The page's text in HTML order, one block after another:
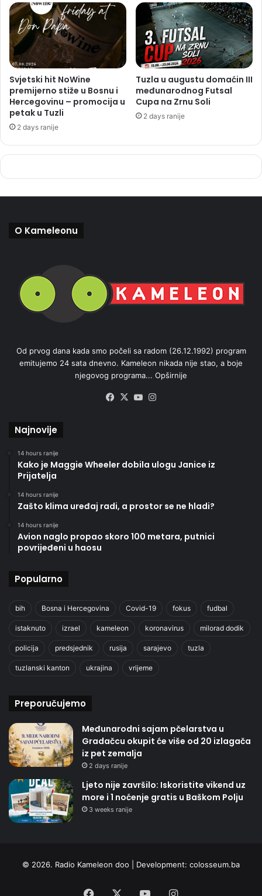
Svjetski hit NoWine
premijerno stiže u Bosnu i
Hercegovinu – promocija u
petak u Tuzli
2 days ranije
Tuzla u augustu domaćin III
međunarodnog Futsal
Cupa na Zrnu Soli
2 days ranije
O Kameleonu
Od prvog dana kada smo počeli sa radom (26.12.1992) program
emitujemo 24 sata dnevno. Kameleon nikada nije stao, a boje
njegovog programa... Opširnije
Facebook
X YouTube
Najnovije
14 hours ranije
Kako je Maggie Wheeler dobila ulogu Janice iz
Prijatelja
14 hours ranije
Zašto klima uređaj radi, a prostor se ne hladi?
14 hours ranije
Avion naglo propao skoro 100 metara, putnici
povrijeđeni u haosu
Popularno
bih Bosna i Hercegovina Covid-19 fokus fudbal
istaknuto izrael kameleon koronavirus milorad dodik
policija predsjednik rusija sarajevo tuzla
tuzlanski kanton ukrajina vrijeme
Preporučujemo
Međunarodni sajam pčelarstva u
Gradačcu okupit će više od 20 izlagača
iz pet zemalja
2 days ranije
Ljeto nije završilo: Iskoristite vikend uz
more i 1 noćenje gratis u Baškom Polju
3 weeks ranije
© 2026. Radio Kameleon doo | Development: colosseum.ba
Facebook YouTubeInstagram